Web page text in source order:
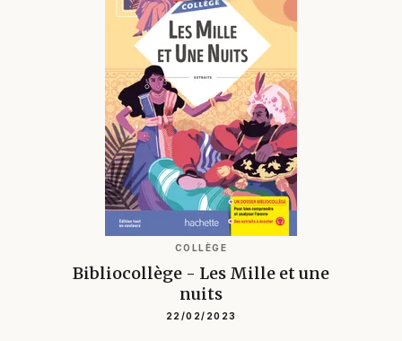
COLLÈGE
Bibliocollège - Les Mille et une
nuits
22/02/2023